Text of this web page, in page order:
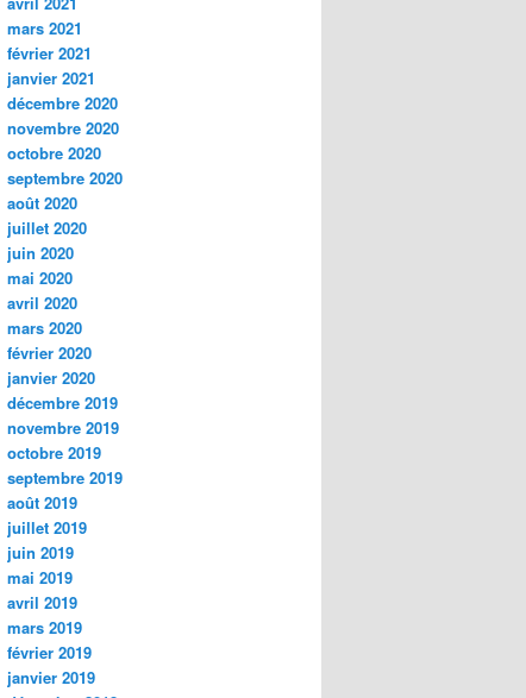
mars 2021
février 2021
janvier 2021
décembre 2020
novembre 2020
octobre 2020
septembre 2020
août 2020
juillet 2020
juin 2020
mai 2020
avril 2020
mars 2020
février 2020
janvier 2020
décembre 2019
novembre 2019
octobre 2019
septembre 2019
août 2019
juillet 2019
juin 2019
mai 2019
avril 2019
mars 2019
février 2019
janvier 2019